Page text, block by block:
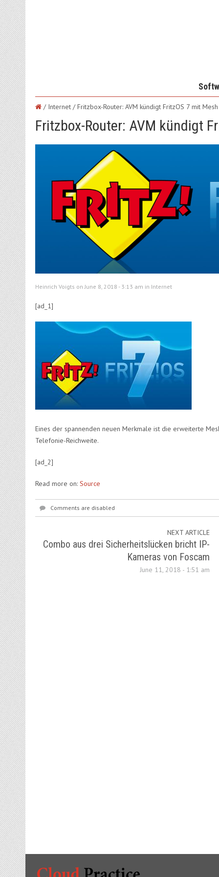
/ Internet /Fritzbox-Router: AVM kündigt FritzOS 7 mit
Fritzbox-Router: AVM kündigt
Heinrich Voigts on June 8, 2018 - 3:13 am in Internet
[ad_1]
Eines der spannenden neuen Merkmale ist die erweiterte
Telefonie-Reichweite.
[ad_2]
Read more on: Source
Comments are disabled
NEXT ARTICLE
Combo aus drei Sicherheitslücken bricht IP-
Kameras von Foscam
June 11, 2018 - 1:51 am